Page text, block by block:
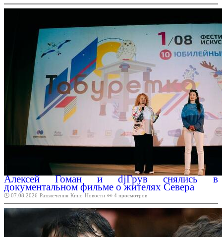
Алексей Гоман и djГрув снялись в
документальном фильме о жителях Севера
🕑 07.08.2026 Развлечения Кино Новости 👀 4 просмотров